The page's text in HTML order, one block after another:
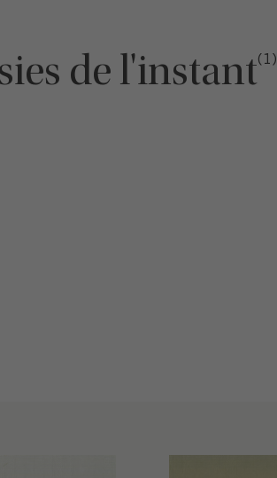
de l'instant(1)